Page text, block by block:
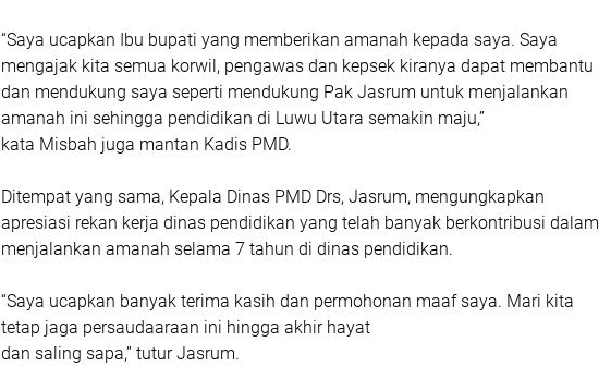
“Saya ucapkan Ibu bupati yang memberikan amanah kepada saya. Saya
mengajak kita semua korwil, pengawas dan kepsek kiranya dapat membantu
dan mendukung saya seperti mendukung Pak Jasrum untuk menjalankan
amanah ini sehingga pendidikan di Luwu Utara semakin maju,”
kata Misbah juga mantan Kadis PMD.
Ditempat yang sama, Kepala Dinas PMD Drs, Jasrum, mengungkapkan
apresiasi rekan kerja dinas pendidikan yang telah banyak berkontribusi dalam
menjalankan amanah selama 7 tahun di dinas pendidikan.
“Saya ucapkan banyak terima kasih dan permohonan maaf saya. Mari kita
tetap jaga persaudaaraan ini hingga akhir hayat
dan saling sapa,” tutur Jasrum.